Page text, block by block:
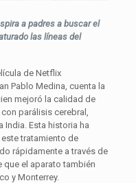
a padres a buscar el
las líneas del
de Netflix
Pablo Medina, cuenta la
mejoró la calidad de
parálisis cerebral,
India. Esta historia ha
tratamiento de
rápidamente a través de
que el aparato también
y Monterrey.